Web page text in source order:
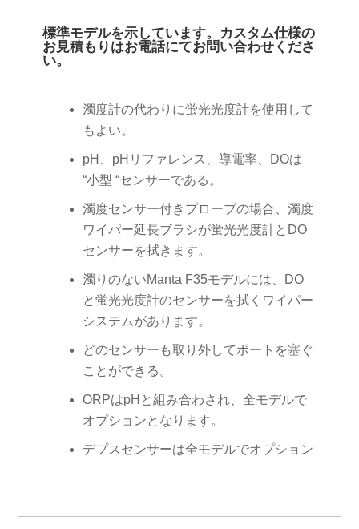
標準モデルを示しています。カスタム仕様の
お見積もりはお電話にてお問い合わせくださ
い。
濁度計の代わりに蛍光光度計を使用して
もよい。
pH、pHリファレンス、導電率、DOは
“小型 “センサーである。
濁度センサー付きプローブの場合、濁度
ワイパー延長ブラシが蛍光光度計とDO
センサーを拭きます。
濁りのないManta F35モデルには、DO
と蛍光光度計のセンサーを拭くワイパー
システムがあります。
どのセンサーも取り外してポートを塞ぐ
ことができる。
ORPはpHと組み合わされ、全モデルで
オプションとなります。
デプスセンサーは全モデルでオプション